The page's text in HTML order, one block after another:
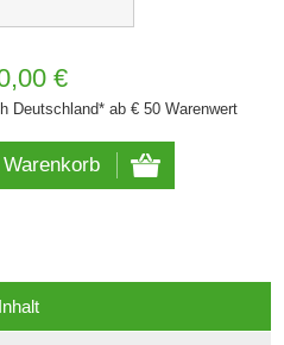
€
Deutschland* ab € 50 Warenwert
Inhalt